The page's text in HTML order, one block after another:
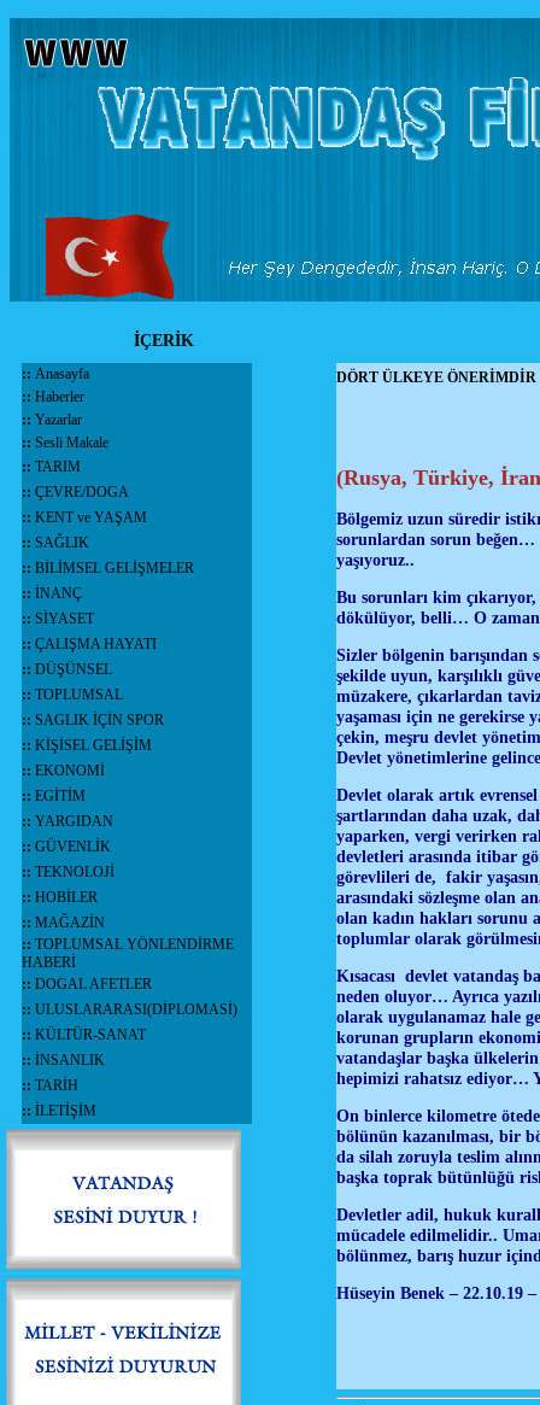
İÇERİK
:: Anasayfa
:: Haberler
:: Yazarlar
:: Sesli Makale
:: TARIM
:: ÇEVRE/DOGA
:: KENT ve YAŞAM
:: SAĞLIK
:: BİLİMSEL GELİŞMELER
:: İNANÇ
:: SİYASET
:: ÇALIŞMA HAYATI
:: DÜŞÜNSEL
:: TOPLUMSAL
:: SAGLIK İÇİN SPOR
:: KİŞİSEL GELİŞİM
:: EKONOMİ
:: EGİTİM
:: YARGIDAN
:: GÜVENLİK
:: TEKNOLOJİ
:: HOBİLER
:: MAĞAZİN
:: TOPLUMSAL YÖNLENDİRME
HABERİ
:: DOGAL AFETLER
:: ULUSLARARASI(DİPLOMASİ)
:: KÜLTÜR-SANAT
:: İNSANLIK
:: TARİH
:: İLETİŞİM
DÖRT ÜLKEYE ÖNERİMDİR
(Rusya, Türkiye,
Bölgemiz uzun süredir
sorunlardan sorun
yaşıyoruz..
Bu sorunları kim
dökülüyor, belli… O zaman
Sizler bölgenin barışından
şekilde uyun, karşılıklı
müzakere, çıkarlardan
yaşaması için ne
çekin, meşru devlet
Devlet yönetimlerine
Devlet olarak artık
şartlarından daha uzak,
yaparken, vergi verirken
devletleri arasında itibar
görevlileri de, fakir
arasındaki sözleşme olan
olan kadın hakları sorunu
toplumlar olarak
Kısacası devlet vatandaş
neden oluyor… Ayrıca
olarak uygulanamaz hale
korunan grupların
vatandaşlar başka
hepimizi rahatsız ediyor…
On binlerce kilometre
bölünün kazanılması, bir
da silah zoruyla teslim
başka toprak bütünlüğü
Devletler adil, hukuk
mücadele edilmelidir..
bölünmez, barış huzur
Hüseyin Benek – 22.10.19